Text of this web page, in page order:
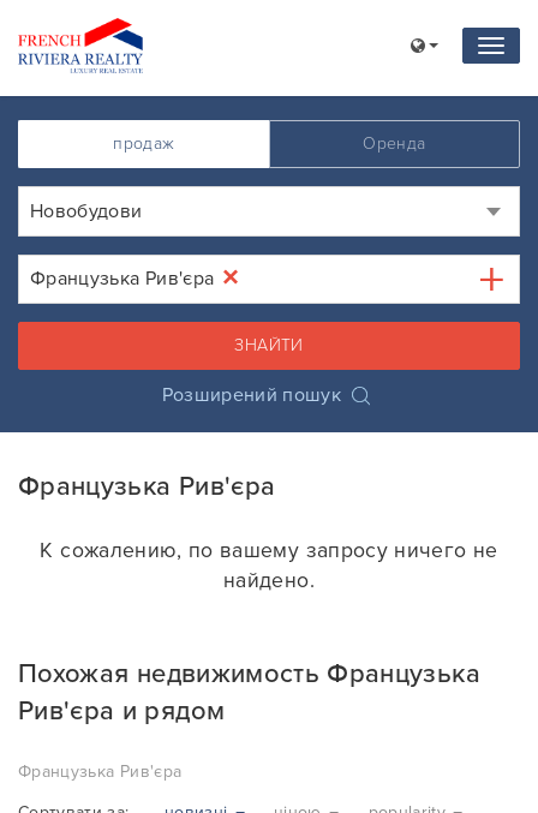
продаж Оренда
Новобудови
×
Французька Рив'єра
ЗНАЙТИ
Розширений пошук
Французька Рив'єра
К сожалению, по вашему запросу ничего не
найдено.
Похожая недвижимость Французька
Рив'єра и рядом
Французька Рив'єра